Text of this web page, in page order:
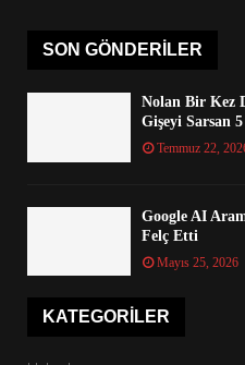
SON GÖNDERILER
Nolan Bir Kez
Gişeyi Sarsan 5
Temmuz 22,
Google AI
Felç Etti
Mayıs 25, 2026
KATEGORILER